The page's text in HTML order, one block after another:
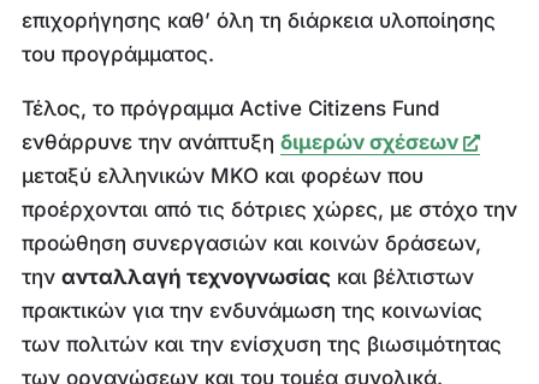
επιχορήγησης καθ’ όλη τη διάρκεια υλοποίησης
του προγράμματος.
Τέλος, το πρόγραμμα Active Citizens Fund
ενθάρρυνε την ανάπτυξη διμερών σχέσεων
μεταξύ ελληνικών ΜΚΟ και φορέων που
προέρχονται από τις δότριες χώρες, με στόχο την
προώθηση συνεργασιών και κοινών δράσεων,
την ανταλλαγή τεχνογνωσίαςκαι βέλτιστων
πρακτικών για την ενδυνάμωση της κοινωνίας
των πολιτών και την ενίσχυση της βιωσιμότητας
των οργανώσεων και του τομέα συνολικά.